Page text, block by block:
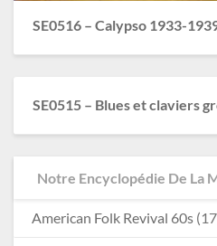
SE0516 – Calypso 1933-
SE0515 – Blues et claviers
Notre Encyclopédie De La
American Folk Revival 60s